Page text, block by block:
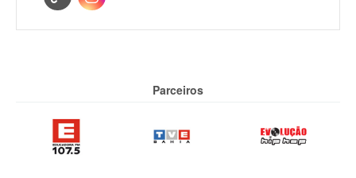
Parceiros